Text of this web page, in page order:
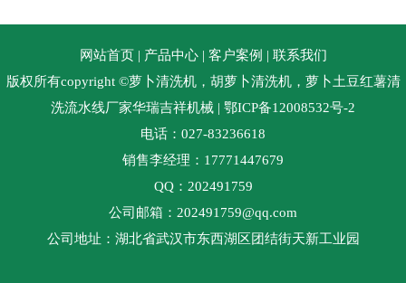
网站首页| 产品中心| 客户案例 | 联系我们
版权所有copyright ©萝卜清洗机，胡萝卜清洗机，萝卜土豆红薯清
洗流水线厂家华瑞吉祥机械 | 鄂ICP备12008532号-2
电话：027-83236618
销售李经理：17771447679
QQ：202491759
公司邮箱：202491759@qq.com
公司地址：湖北省武汉市东西湖区团结街天新工业园